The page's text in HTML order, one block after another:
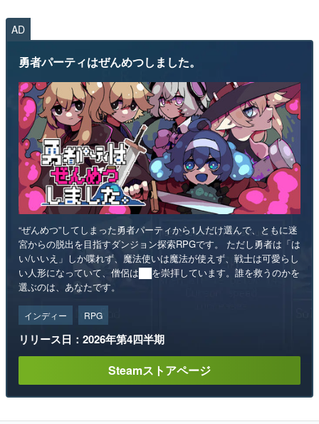
AD
勇者パーティはぜんめつしました。
“ぜんめつ”してしまった勇者パーティから1人だけ選んで、ともに迷
宮からの脱出を目指すダンジョン探索RPGです。 ただし勇者は「は
い/いいえ」しか喋れず、魔法使いは魔法が使えず、戦士は可愛らし
い人形になっていて、僧侶は██を崇拝しています。誰を救うのかを
選ぶのは、あなたです。
インディー RPG
リリース日：2026年第4四半期
Steamストアページ